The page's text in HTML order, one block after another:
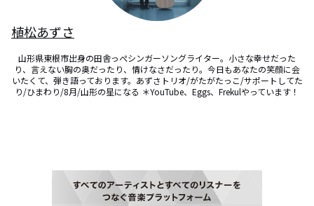
植松あずさ
山形県東根市出身の田舎っぺシンガーソングライター。小さな幸せだった
り、言えない胸の奥だったり、情けなさだったり。今日もあなたの笑顔に会
いたくて、弾き語っております。あずさトリオ/がたがたっこ/サポートしてた
り/ひまわり/8月/山形の星になる ＊YouTube、Eggs、Frekulやっています！